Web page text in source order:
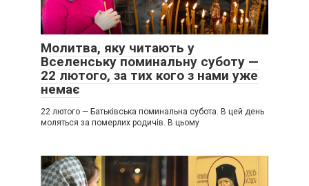
Молитва, яку читають у
Вселенську поминальну суботу —
22 лютого, за тих кого з нами уже
немає
22 лютого — Батьківська поминальна субота. В цей день
моляться за померлих родичів. В цьому